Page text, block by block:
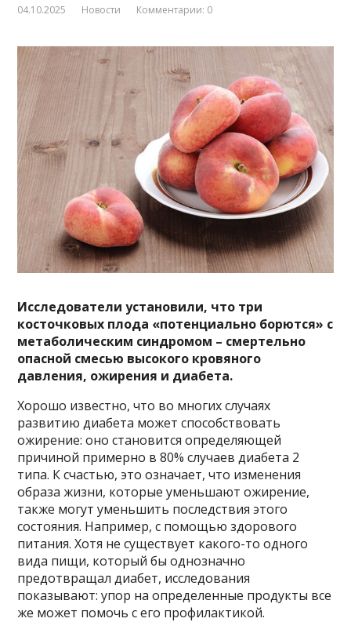
04.10.2025 Новости Комментарии: 0
Исследователи установили, что три
косточковых плода «потенциально борются» с
метаболическим синдромом – смертельно
опасной смесью высокого кровяного
давления, ожирения и диабета.
Хорошо известно, что во многих случаях
развитию диабета может способствовать
ожирение: оно становится определяющей
причиной примерно в 80% случаев диабета 2
типа. К счастью, это означает, что изменения
образа жизни, которые уменьшают ожирение,
также могут уменьшить последствия этого
состояния. Например, с помощью здорового
питания. Хотя не существует какого-то одного
вида пищи, который бы однозначно
предотвращал диабет, исследования
показывают: упор на определенные продукты все
же может помочь с его профилактикой.